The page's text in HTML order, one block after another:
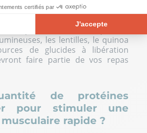
certifiés par
J'accepte
du Consentement : Personnalisez vos
permet d'adapter et de gérer vos
en aliments glucidiques est
libérer de l'énergie à
Les pâtes, le riz, les patates
les lentilles, le quinoa
de glucides à libération
faire partie de vos repas
de protéines
pour stimuler une
rapide ?